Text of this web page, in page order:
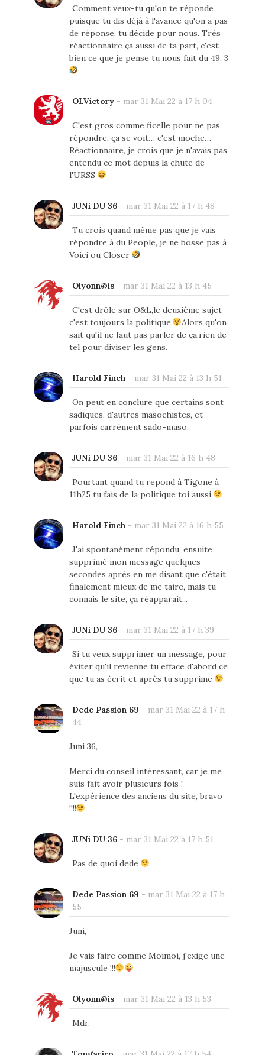
Comment veux-tu qu'on te réponde
puisque tu dis déjà à l'avance qu'on a pas
de réponse, tu décide pour nous. Très
réactionnaire ça aussi de ta part, c'est
bien ce que je pense tu nous fait du 49. 3
OLVictory- mar 31 Mai 22 à 17 h 04
C'est gros comme ficelle pour ne pas
répondre, ça se voit… c'est moche…
Réactionnaire, je crois que je n'avais pas
entendu ce mot depuis la chute de
l'URSS
JUNi DU 36- mar 31 Mai 22 à 17 h 48
Tu crois quand même pas que je vais
répondre à du People, je ne bosse pas à
Voici ou Closer
Olyonn@is- mar 31 Mai 22 à 13 h 45
C'est drôle sur O&L,le deuxième sujet
c'est toujours la politique.
Alors qu'on
sait qu'il ne faut pas parler de ça,rien de
tel pour diviser les gens.
Harold Finch - mar 31 Mai 22 à 13 h 51
On peut en conclure que certains sont
sadiques, d'autres masochistes, et
parfois carrément sado-maso.
JUNi DU 36- mar 31 Mai 22 à 16 h 48
Pourtant quand tu repond à Tigone à
11h25 tu fais de la politique toi aussi
Harold Finch - mar 31 Mai 22 à 16 h 55
J'ai spontanément répondu, ensuite
supprimé mon message quelques
secondes après en me disant que c'était
finalement mieux de me taire, mais tu
connais le site, ça réapparait...
JUNi DU 36- mar 31 Mai 22 à 17 h 39
Si tu veux supprimer un message, pour
éviter qu'il revienne tu efface d'abord ce
que tu as écrit et après tu supprime
Dede Passion 69 - mar 31 Mai 22 à 17 h
44
Juni 36,
Merci du conseil intéressant, car je me
suis fait avoir plusieurs fois !
L'expérience des anciens du site, bravo
!!!!
JUNi DU 36- mar 31 Mai 22 à 17 h 51
Pas de quoi dede
Dede Passion 69 - mar 31 Mai 22 à 17 h
55
Juni,
Je vais faire comme Moimoi, j'exige une
majuscule !!!
Olyonn@is- mar 31 Mai 22 à 13 h 53
Mdr.